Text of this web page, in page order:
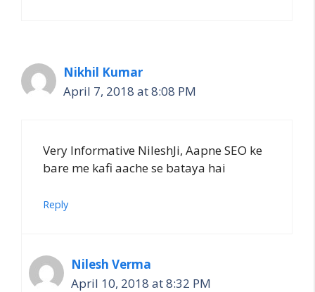
Nikhil Kumar
April 7, 2018 at 8:08 PM
Very Informative NileshJi, Aapne SEO ke
bare me kafi aache se bataya hai
Reply
Nilesh Verma
April 10, 2018 at 8:32 PM